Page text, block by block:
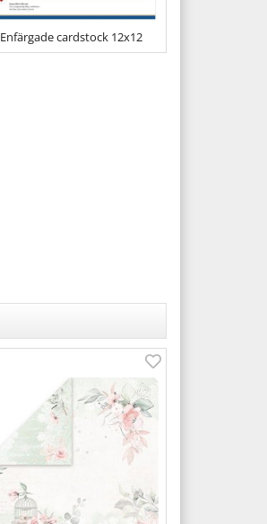
Enfärgade cardstock 12x12